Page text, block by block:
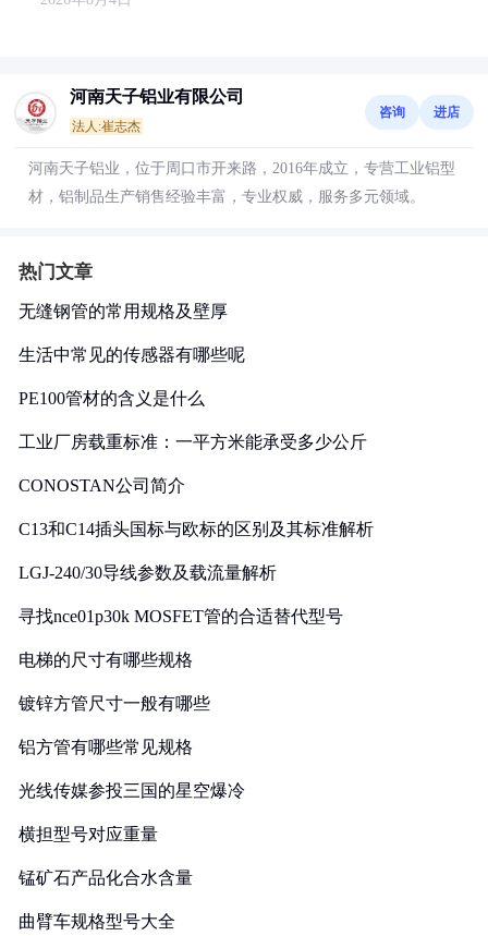
河南天子铝业有限公司
法人:崔志杰
咨询 进店
河南天子铝业，位于周口市开来路，2016年成立，专营工业铝型
材，铝制品生产销售经验丰富，专业权威，服务多元领域。
热门文章
无缝钢管的常用规格及壁厚
生活中常见的传感器有哪些呢
PE100管材的含义是什么
工业厂房载重标准：一平方米能承受多少公斤
CONOSTAN公司简介
C13和C14插头国标与欧标的区别及其标准解析
LGJ-240/30导线参数及载流量解析
寻找nce01p30k MOSFET管的合适替代型号
电梯的尺寸有哪些规格
镀锌方管尺寸一般有哪些
铝方管有哪些常见规格
光线传媒参投三国的星空爆冷
横担型号对应重量
锰矿石产品化合水含量
曲臂车规格型号大全